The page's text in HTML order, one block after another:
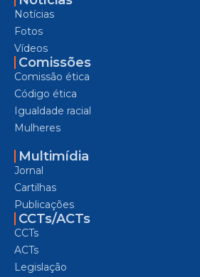
Notícias
Fotos
Vídeos
Comissões
Comissão ética
Código ética
Igualdade racial
Mulheres
Multimídia
Jornal
Cartilhas
Publicações
CCTs/ACTs
CCTs
ACTs
Legislação